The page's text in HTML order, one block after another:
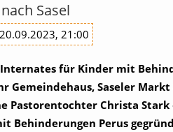
Sasel
21:00
für Kinder mit
Gemeindehaus, Saseler
Pastorentochter Christa
Behinderungen Perus